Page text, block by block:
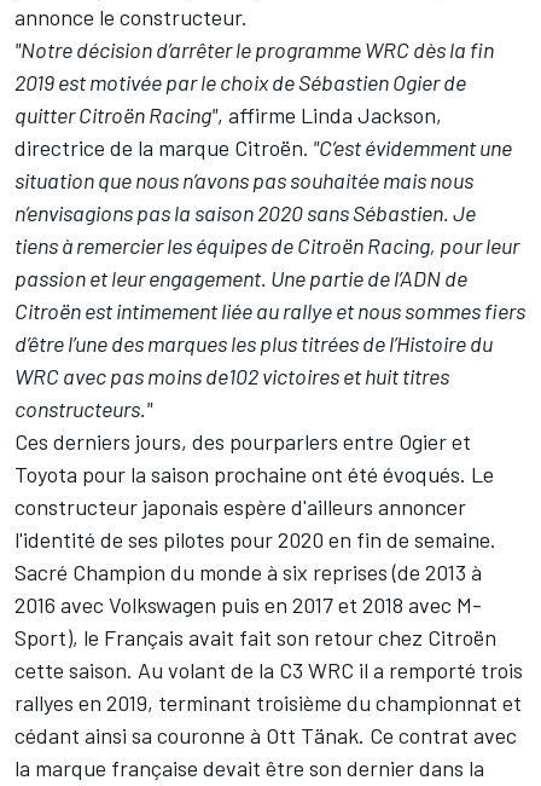
annonce le constructeur.
"Notre décision darrêter le programme WRC dès la fin
2019 est motivée par le choix de Sébastien Ogier de
quitter Citroën Racing", affirme Linda Jackson,
directrice de la marque Citroën. "C’est évidemment une
situation que nous n’avons pas souhaitée mais nous
n’envisagions pas la saison 2020 sans Sébastien. Je
tiensàremercier leséquipes de Citroën Racing, pour leur
passion et leur engagement. Une partie de l’ADN de
Citroën est intimement liée au rallye et nous sommes fiers
d’être l’une des marques les plus titrées de l’Histoire du
WRC avec pas moins de102 victoires et huit titres
constructeurs."
Ces derniers jours, des pourparlers entre Ogier et
Toyota pour la saison prochaine ont été évoqués. Le
constructeur japonais espère d'ailleurs annoncer
l'identité de ses pilotes pour 2020 en fin de semaine.
Sacré Champion du monde à six reprises (de 2013 à
2016 avec Volkswagen puis en 2017 et 2018 avec M-
Sport), le Français avait fait son retour chez Citroën
cette saison. Au volant de la C3 WRC il a remporté trois
rallyes en 2019, terminant troisième du championnat et
cédant ainsi sa couronne à Ott Tänak. Ce contrat avec
la marque française devait être son dernier dans la